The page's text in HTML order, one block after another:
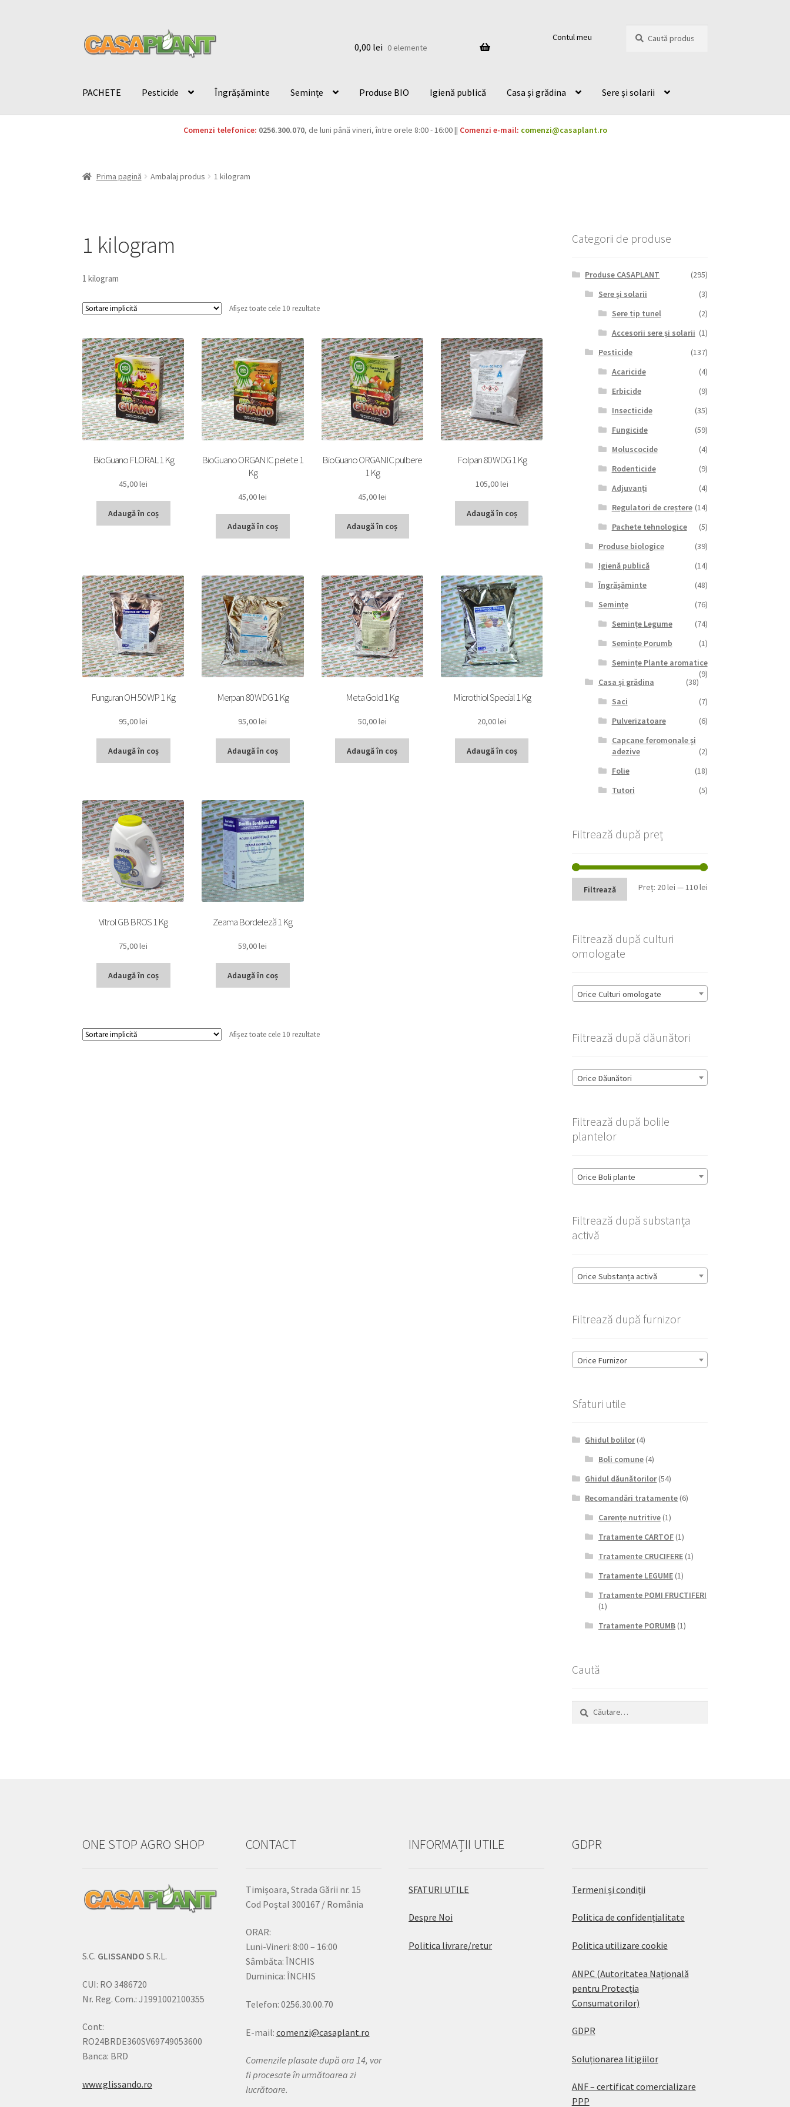
0,00 lei 0 elemente
Contul meu
după:
PACHETE Pesticide Îngrășăminte Semințe Produse BIO Igienă publică Casa și grădina Sere și solarii
Comenzi telefonice: 0256.300.070, de luni până vineri, între orele 8:00 - 16:00 || Comenzi e-mail: comenzi@casaplant.ro
Prima pagină Ambalaj produs 1 kilogram
1 kilogram
1 kilogram
Afișez toate cele 10 rezultate
BioGuano FLORAL 1 Kg
45,00lei
Adaugă în coș
BioGuano ORGANIC pelete 1
Kg
45,00lei
Adaugă în coș
BioGuano ORGANIC pulbere
1 Kg
45,00lei
Adaugă în coș
Folpan 80 WDG 1 Kg
105,00lei
Adaugă în coș
Funguran OH 50 WP 1 Kg
95,00lei
Adaugă în coș
Merpan 80 WDG 1 Kg
95,00lei
Adaugă în coș
Meta Gold 1 Kg
50,00lei
Adaugă în coș
Microthiol Special 1 Kg
20,00lei
Adaugă în coș
Vitrol GB BROS 1 Kg
75,00lei
Adaugă în coș
Zeama Bordeleză 1 Kg
59,00lei
Adaugă în coș
Afișez toate cele 10 rezultate
Categorii de produse
Produse CASAPLANT
(295)
Sere și solarii
(3)
Sere tip tunel
(2)
Accesorii sere și solarii (1)
Pesticide
(137)
Acaricide
(4)
Erbicide
(9)
Insecticide
(35)
Fungicide
(59)
Moluscocide
(4)
Rodenticide
(9)
Adjuvanți
(4)
Regulatori de creștere (14)
Pachete tehnologice
(5)
Produse biologice
(39)
Igienă publică
(14)
Îngrășăminte
(48)
Semințe
(76)
Semințe Legume
(74)
Semințe Porumb
(1)
Semințe Plante aromatice
(9)
Casa și grădina
(38)
Saci
(7)
Pulverizatoare
(6)
Capcane feromonale și
adezive
(2)
Folie
(18)
Tutori
(5)
Filtrează după preț
Preț
Preț
Filtrează Preț: 20 lei —110 lei
Filtrează după culturi
omologate
Orice Culturi omologate
Filtrează după dăunători
Orice Dăunători
Filtrează după bolile
plantelor
Orice Boli plante
Filtrează după substanța
activă
Orice Substanța activă
Filtrează după furnizor
Orice Furnizor
Sfaturi utile
Ghidul bolilor(4)
Boli comune(4)
Ghidul dăunătorilor(54)
Recomandări tratamente (6)
Carențe nutritive(1)
Tratamente CARTOF(1)
Tratamente CRUCIFERE(1)
Tratamente LEGUME(1)
Tratamente POMI FRUCTIFERI
(1)
Tratamente PORUMB(1)
Caută
Caută
ONE STOP AGRO SHOP
S.C. GLISSANDO S.R.L.
CUI: RO 3486720
Nr. Reg. Com.: J1991002100355
Cont:
RO24BRDE360SV69749053600
Banca: BRD
www.glissando.ro
CONTACT
Timișoara, Strada Gării nr. 15
Cod Poștal 300167 / România
ORAR:
Luni-Vineri: 8:00 – 16:00
Sâmbăta: ÎNCHIS
Duminica: ÎNCHIS
Telefon: 0256.30.00.70
E-mail: comenzi@casaplant.ro
Comenzile plasate după ora 14, vor
fi procesate în următoarea zi
lucrătoare.
INFORMAȚII UTILE
SFATURI UTILE
Despre Noi
Politica livrare/retur
GDPR
Termeni și condiții
Politica de confidențialitate
Politica utilizare cookie
ANPC (Autoritatea Națională
pentru Protecția
Consumatorilor)
GDPR
Soluționarea litigiilor
ANF – certificat comercializare
PPP